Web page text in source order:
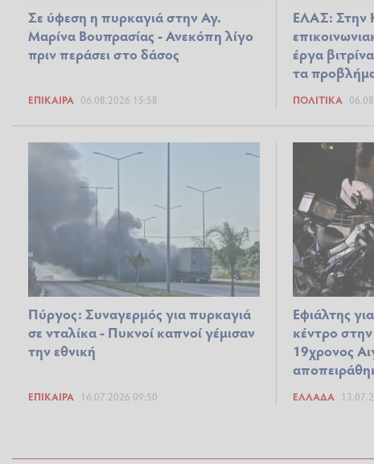
Σε ύφεση η πυρκαγιά στην Αγ.
Μαρίνα Βουπρασίας - Ανεκόπη λίγο
πριν περάσει στο δάσος
ΕΠΊΚΑΙΡΑ 06.08.2026 15:58
ΕΛΑΣ: Στην
έργα
τα
ΠΟΛΙΤΙΚΆ
Πύργος: Συναγερμός για πυρκαγιά
σε νταλίκα - Πυκνοί καπνοί γέμισαν
την εθνική
ΕΠΊΚΑΙΡΑ 16.07.2026 09:50
Εφιάλτης
κέντρο
19χρονος
ΕΛΛΆΔΑ